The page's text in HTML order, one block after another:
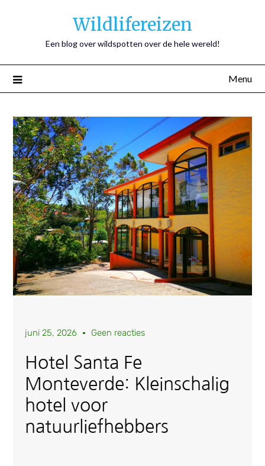
Wildlifereizen
Een blog over wildspotten over de hele wereld!
Menu
juni 25, 2026 Geen reacties
Hotel Santa Fe
Monteverde: Kleinschalig
hotel voor
natuurliefhebbers